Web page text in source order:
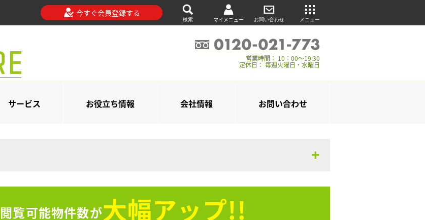
今すぐ会員登録する
検索 マイメニュー お問い合わせ メニュー
営業時間： 10：00～19:30
定休日： 毎週火曜日・水曜日
サービス お役立ち情報 会社情報 お問い合わせ
閲覧可能物件数が大幅アップ!!